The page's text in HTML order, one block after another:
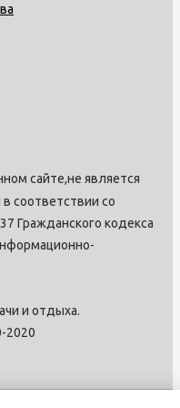
сайте,не является
соответствии со
Гражданского кодекса
и отдыха.
2020